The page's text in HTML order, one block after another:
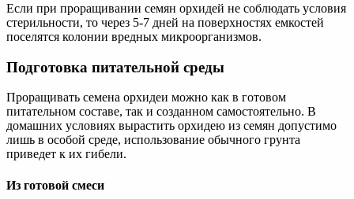
Если при проращивании семян орхидей не соблюдать условия
стерильности, то через 5-7 дней на поверхностях емкостей
поселятся колонии вредных микроорганизмов.
Подготовка питательной среды
Проращивать семена орхидеи можно как в готовом
питательном составе, так и созданном самостоятельно. В
домашних условиях вырастить орхидею из семян допустимо
лишь в особой среде, использование обычного грунта
приведет к их гибели.
Из готовой смеси